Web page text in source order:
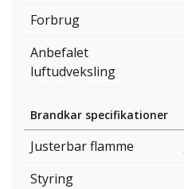
Forbrug
Anbefalet
luftudveksling
Brandkar specifikationer
Justerbar flamme
Styring